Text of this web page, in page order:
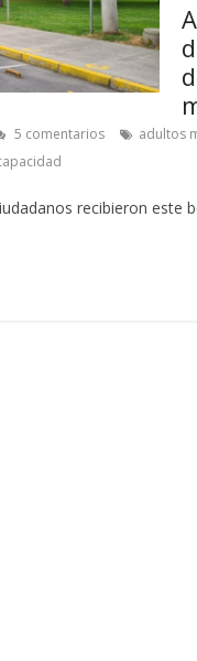
5 comentarios adultos
recibieron